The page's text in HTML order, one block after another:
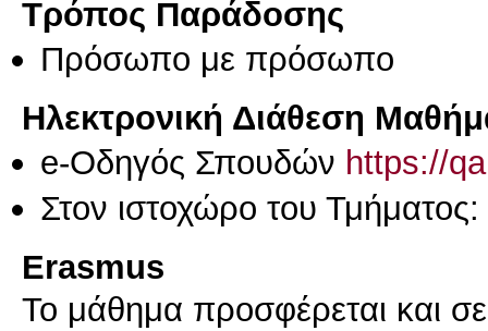
Τρόπος Παράδοσης
Πρόσωπο με πρόσωπο
Ηλεκτρονική Διάθεση
e-Οδηγός Σπουδών https://
Στον ιστοχώρο του Τμήματος:
Erasmus
Το μάθημα προσφέρεται και